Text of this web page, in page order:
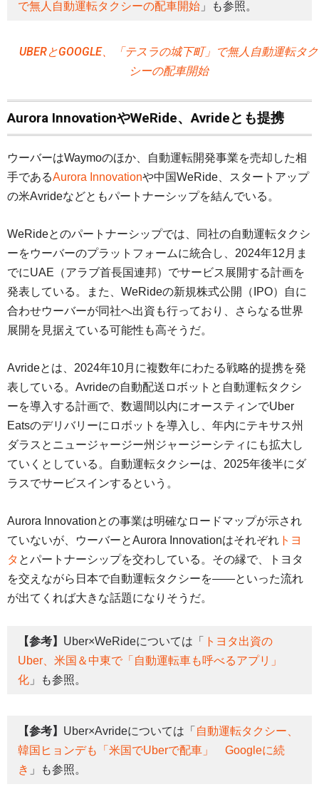
で無人自動運転タクシーの配車開始 」も参照。
UBERとGOOGLE、「テスラの城下町」で無人自動運転タク
シーの配車開始
Aurora InnovationやWeRide、Avrideとも提携
ウーバーはWaymoのほか、自動運転開発事業を売却した相
手であるAurora Innovationや中国WeRide、スタートアップ
の米Avrideなどともパートナーシップを結んでいる。
WeRideとのパートナーシップでは、同社の自動運転タクシ
ーをウーバーのプラットフォームに統合し、2024年12月ま
でにUAE（アラブ首長国連邦）でサービス展開する計画を
発表している。また、WeRideの新規株式公開（IPO）自に
合わせウーバーが同社へ出資も行っており、さらなる世界
展開を見据えている可能性も高そうだ。
Avrideとは、2024年10月に複数年にわたる戦略的提携を発
表している。Avrideの自動配送ロボットと自動運転タクシ
ーを導入する計画で、数週間以内にオースティンでUber
Eatsのデリバリーにロボットを導入し、年内にテキサス州
ダラスとニュージャージー州ジャージーシティにも拡大し
ていくとしている。自動運転タクシーは、2025年後半にダ
ラスでサービスインするという。
Aurora Innovationとの事業は明確なロードマップが示され
ていないが、ウーバーとAurora Innovationはそれぞれ トヨ
タ とパートナーシップを交わしている。その縁で、トヨタ
を交えながら日本で自動運転タクシーを――といった流れ
が出てくれば大きな話題になりそうだ。
【参考】 Uber×WeRideについては「
トヨタ出資の
Uber、米国＆中東で「自動運転車も呼べるアプリ」
化 」も参照。
【参考】 Uber×Avrideについては「 自動運転タクシー、
韓国ヒョンデも「米国でUberで配車」 Googleに続
き 」も参照。